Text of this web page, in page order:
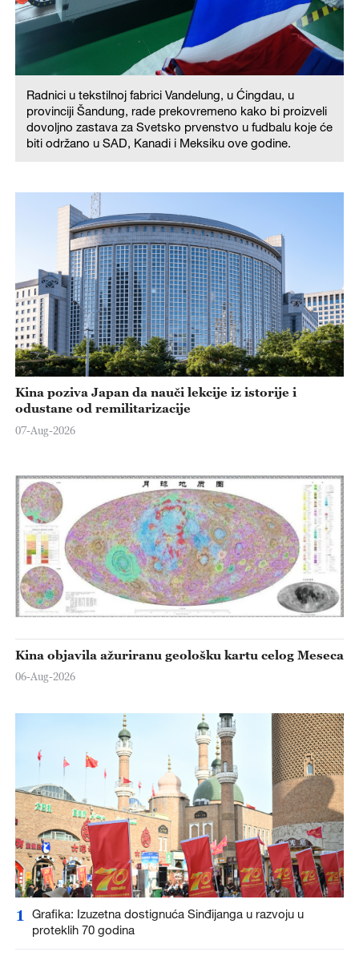
Radnici u tekstilnoj fabrici Vandelung, u Ćingdau, u
provinciji Šandung, rade prekovremeno kako bi proizveli
dovoljno zastava za Svetsko prvenstvo u fudbalu koje će
biti održano u SAD, Kanadi i Meksiku ove godine.
Kina poziva Japan da nauči lekcije iz istorije i
odustane od remilitarizacije
07-Aug-2026
Kina objavila ažuriranu geološku kartu celog Meseca
06-Aug-2026
1
Grafika: Izuzetna dostignuća Sinđijanga u razvoju u
proteklih 70 godina